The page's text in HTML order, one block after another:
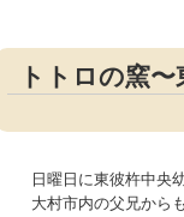
トトロの窯
日曜日に東彼杵中央
大村市内の父兄から